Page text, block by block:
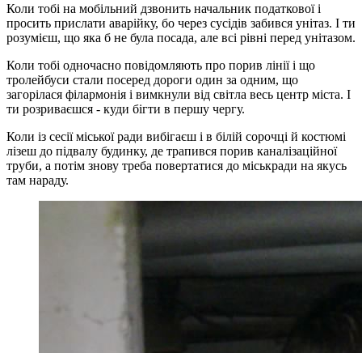
Коли тобі на мобільний дзвонить начальник податкової і
просить прислати аварійку, бо через сусідів забився унітаз. І ти
розумієш, що яка б не була посада, але всі рівні перед унітазом.
Коли тобі одночасно повідомляють про порив лінії і що
тролейбуси стали посеред дороги один за одним, що
загорілася філармонія і вимкнули від світла весь центр міста. І
ти розриваєшся - куди бігти в першу чергу.
Коли із сесії міської ради вибігаєш і в білій сорочці й костюмі
лізеш до підвалу будинку, де трапився порив каналізаційної
труби, а потім знову треба повертатися до міськради на якусь
там нараду.